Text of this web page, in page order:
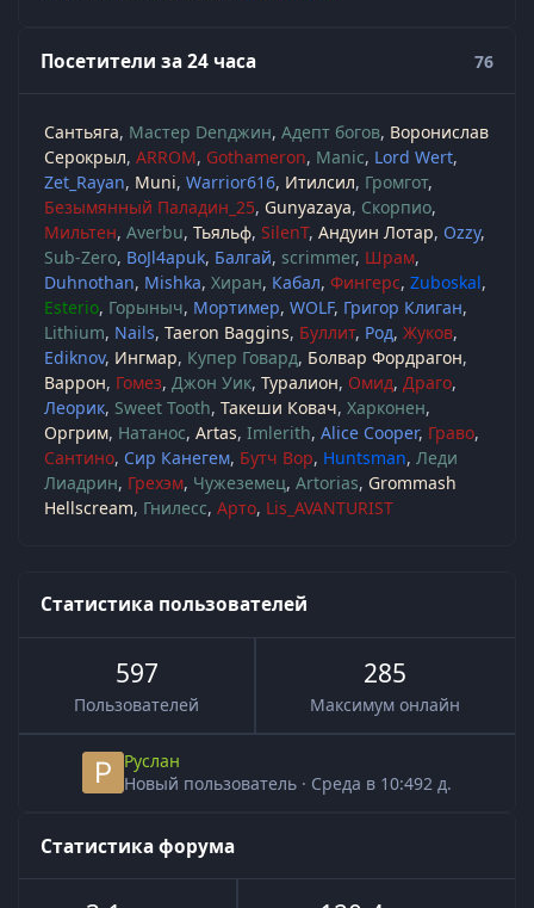
Посетители за 24 часа 76
Сантьяга Мастер Denджин Адепт богов Воронислав
Серокрыл ARROM Gothameron Manic Lord Wert
Zet_Rayan Muni Warrior616 Итилсил Громгот
Безымянный Паладин_25 Gunyazaya Скорпио
Мильтен Averbu Тьяльф SilenT Андуин Лотар Ozzy
Sub-Zero BoJl4apuk Балгай scrimmer Шрам
Duhnothan Mishka Хиран Кабал Фингерс Zuboskal
Esterio Горыныч Мортимер WOLF Григор Клиган
Lithium Nails Taeron Baggins Буллит Род Жуков
Ediknov Ингмар Купер Говард Болвар Фордрагон
Варрон Гомез Джон Уик Туралион Омид Драго
Леорик Sweet Tooth Такеши Ковач Харконен
Оргрим Натанос Artas Imlerith Alice Cooper Граво
Сантино Сир Канегем Бутч Вор Huntsman Леди
Лиадрин Грехэм Чужеземец Artorias Grommash
Hellscream Гнилесс Арто Lis_AVANTURIST
Статистика пользователей
597
Пользователей
285
Максимум онлайн
Руслан
Новый пользователь · Среда в 10:492 д.
Статистика форума